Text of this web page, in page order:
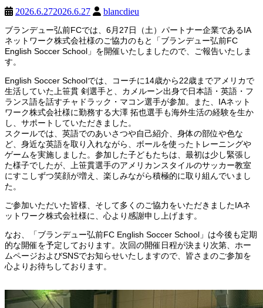
2026.6.272026.6.27 blancdieu
ブランデュー弘前FCでは、6月27日（土）パートナー企業であるIA
ネットワーク株式会社様のご協力のもと「ブランデュー弘前FC
English Soccer School」を開催いたしましたので、ご報告いたしま
す。
English Soccer Schoolでは、コーチに14歳から22歳までアメリカで
生活していた上笹貫 剣選手と、カメルーン出身で日本語・英語・フ
ランス語を話すチャドラック・マコン選手が参加。また、IAネット
ワーク株式会社様に勤務する大澤 拓也選手も海外生活の経験を生か
し、サポートしていただきました。
スクールでは、英語でのあいさつや自己紹介、身体の部位や色な
ど、身近な英語を取り入れながら、ボールを使ったトレーニングや
ゲームを実施しました。参加した子どもたちは、最初は少し緊張し
た様子でしたが、上笹貫選手のアメリカンスタイルのサッカー教室
にすこしずつ笑顔が増え、楽しみながら積極的に取り組んでいまし
た。
ご参加いただいた皆様、そして多くのご協力をいただきましたIAネ
ットワーク株式会社様に、心より感謝申し上げます。
なお、「ブランデュー弘前FC English Soccer School」は今後も定期
的な開催を予定しております。次回の開催日程が決まり次第、ホー
ムページおよびSNSでお知らせいたしますので、皆さまのご参加を
心よりお待ちしております。